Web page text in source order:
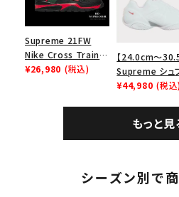
キーワードから探す
2026SS 2025AW
Supreme 21FW
Nike Cross Trainer
Low ナイキクロスト
¥26,980 (税込)
【24.0cm～
Supreme シュ
ム 2023AW
カー ホワイト
¥44,980 (税
もっと見
シーズン別で